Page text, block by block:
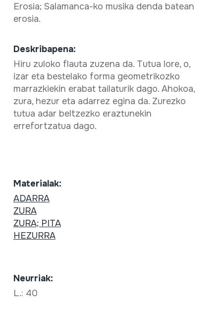
Erosia; Salamanca-ko musika denda batean
erosia.
Deskribapena:
Hiru zuloko flauta zuzena da. Tutua lore, o,
izar eta bestelako forma geometrikozko
marrazkiekin erabat tailaturik dago. Ahokoa,
zura, hezur eta adarrez egina da. Zurezko
tutua adar beltzezko eraztunekin
errefortzatua dago.
Materialak:
ADARRA
ZURA
ZURA; PITA
HEZURRA
Neurriak:
L.: 40